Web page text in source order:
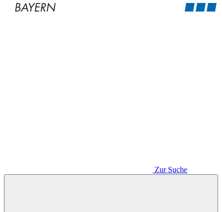
Zur Suche